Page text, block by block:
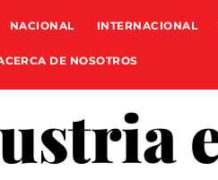
NACIONAL INTERNACIONAL
DE NOSOTROS